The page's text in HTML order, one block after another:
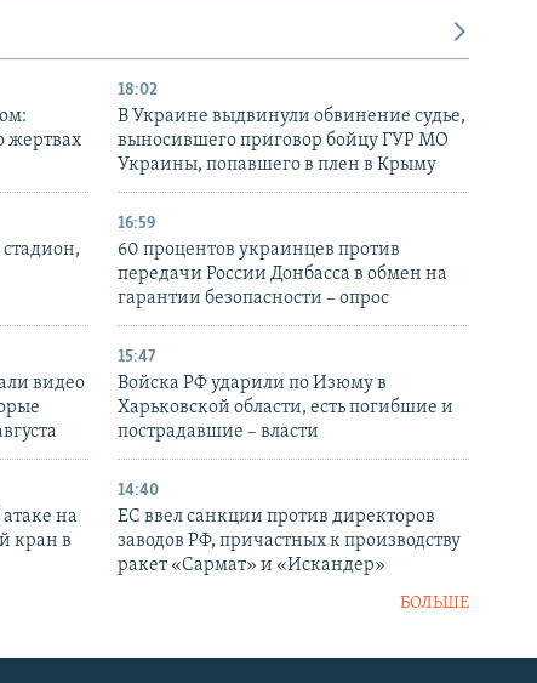
жертвах
18:02
В Украине выдвинули обвинение судье,
выносившего приговор бойцу ГУР МО
Украины, попавшего в плен в Крыму
16:59
60 процентов украинцев против
передачи России Донбасса в обмен на
гарантии безопасности – опрос
видео
15:47
Войска РФ ударили по Изюму в
Харьковской области, есть погибшие и
пострадавшие – власти
на
кран в
14:40
ЕС ввел санкции против директоров
заводов РФ, причастных к производству
ракет «Сармат» и «Искандер»
БОЛЬШЕ